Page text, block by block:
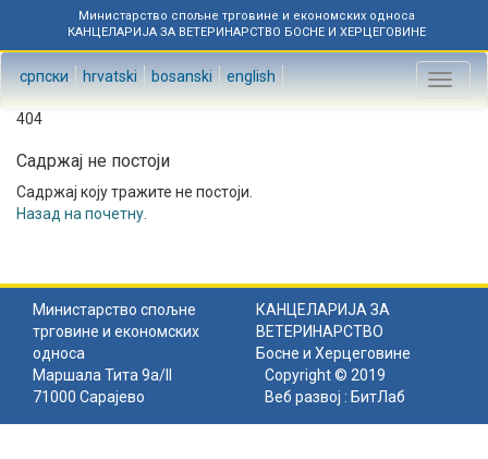
Министарство спољне трговине и економских односа
КАНЦЕЛАРИЈА ЗА ВЕТЕРИНАРСТВО БОСНЕ И ХЕРЦЕГОВИНЕ
српски hrvatski bosanski english
Toggle
404
Садржај не постоји
Садржај коју тражите не постоји.
Назад на почетну
Министарство спољне
трговине и економских
односа
КАНЦЕЛАРИЈА ЗА
ВЕТЕРИНАРСТВО
Босне и Херцеговине
Маршала Тита 9а/II
71000 Сарајево
Copyright © 2019
Веб развој : БитЛаб